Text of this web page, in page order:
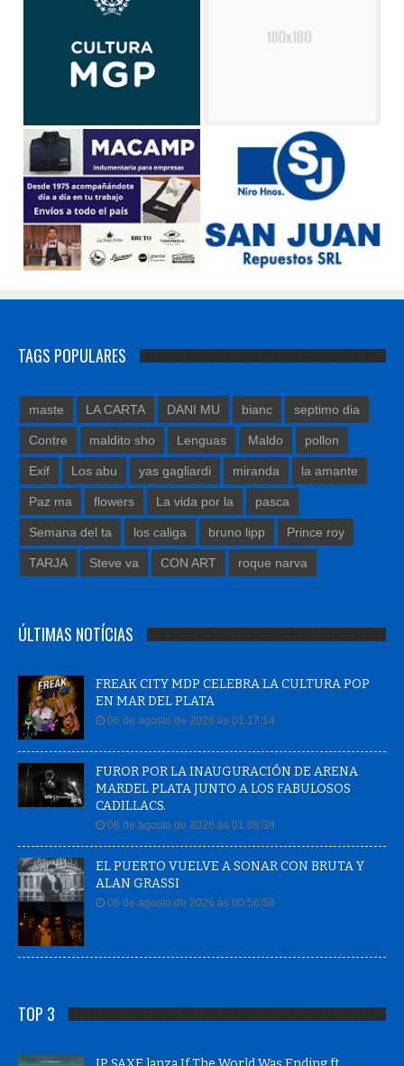
TAGS POPULARES
maste LA CARTA DANI MU bianc septimo dia
Contre maldito sho Lenguas Maldo pollon
Exif Los abu yas gagliardi miranda la amante
Paz ma flowers La vida por la pasca
Semana del ta los caliga bruno lipp Prince roy
TARJA Steve va CON ART roque narva
ÚLTIMAS NOTÍCIAS
FREAK CITY MDP CELEBRA LA CULTURA POP
EN MAR DEL PLATA
06 de agosto de 2026 às 01:17:14
FUROR POR LA INAUGURACIÓN DE ARENA
MARDEL PLATA JUNTO A LOS FABULOSOS
CADILLACS.
06 de agosto de 2026 às 01:08:39
EL PUERTO VUELVE A SONAR CON BRUTA Y
ALAN GRASSI
06 de agosto de 2026 às 00:56:58
TOP 3